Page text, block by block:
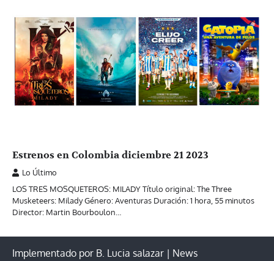
Estrenos en Colombia diciembre 21 2023
Lo Último
LOS TRES MOSQUETEROS: MILADY Título original: The Three
Musketeers: Milady Género: Aventuras Duración: 1 hora, 55 minutos
Director: Martin Bourboulon…
Implementado por B. Lucia salazar | News